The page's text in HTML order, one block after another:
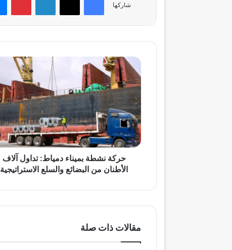
شاركها
حركة
نشطة
بميناء
تداول
آلاف
الأطنان
من
البضائع
والسلع
الاستراتيجية
حركة نشطة بميناء دمياط: تداول آلاف
الأطنان من البضائع والسلع الاستراتيجية
مقالات ذات صلة